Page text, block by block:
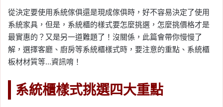
從決定要使用系統傢俱還是現成傢俱時，好不容易決定了使用
系統家具，但是，系統櫃的樣式要怎麼挑選，怎麼挑價格才是
最實惠的？又是另一道難題了！沒關係，此篇會帶你慢慢了
解，選擇客廳、廚房等系統櫃樣式時，要注意的重點、系統櫃
板材材質等…資訊唷！
系統櫃樣式挑選四大重點